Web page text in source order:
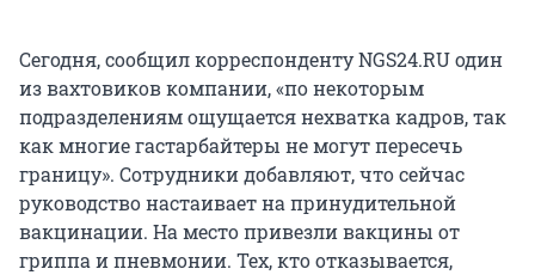
Сегодня, сообщил корреспонденту NGS24.RU один
из вахтовиков компании, «по некоторым
подразделениям ощущается нехватка кадров, так
как многие гастарбайтеры не могут пересечь
границу». Сотрудники добавляют, что сейчас
руководство настаивает на принудительной
вакцинации. На место привезли вакцины от
гриппа и пневмонии. Тех, кто отказывается,